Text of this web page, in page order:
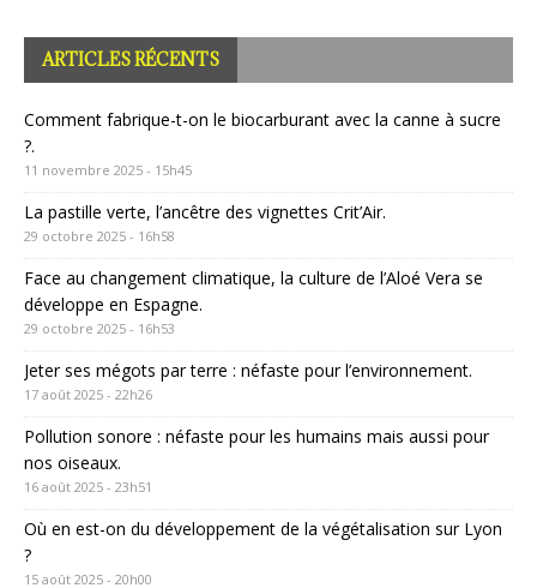
Comment fabrique-t-on le biocarburant avec la canne à sucre
La pastille verte, l’ancêtre des vignettes Crit’Air.
29 octobre 2025 - 16h58
Face au changement climatique, la culture de l’Aloé Vera se
développe en Espagne.
29 octobre 2025 - 16h53
Jeter ses mégots par terre : néfaste pour l’environnement.
17 août 2025 - 22h26
Pollution sonore : néfaste pour les humains mais aussi pour
nos oiseaux.
16 août 2025 - 23h51
Où en est-on du développement de la végétalisation sur Lyon
?
15 août 2025 - 20h00